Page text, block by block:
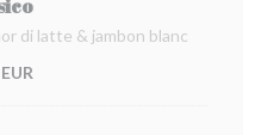
di latte & jambon blanc